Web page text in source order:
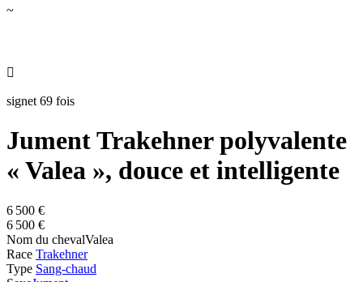
~

signet 69 fois
Jument Trakehner polyvalente
« Valea », douce et intelligente
6 500 €
6 500 €
Nom du chevalValea
Race Trakehner
Type Sang-chaud